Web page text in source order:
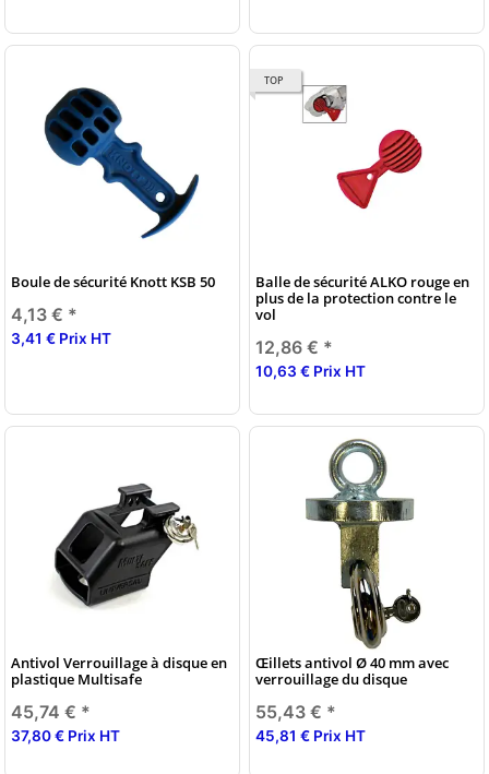
Boule de sécurité Knott KSB 50
4,13 € *
3,41 € Prix HT
TOP
Balle de sécurité ALKO rouge en
plus de la protection contre le
vol
12,86 € *
10,63 € Prix HT
Antivol Verrouillage à disque en
plastique Multisafe
45,74 € *
37,80 € Prix HT
Œillets antivol Ø 40 mm avec
verrouillage du disque
55,43 € *
45,81 € Prix HT